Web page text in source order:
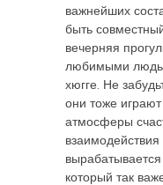
важнейших
быть
вечерняя
любимыми
хюгге. Не
они тоже
атмосферы
который так